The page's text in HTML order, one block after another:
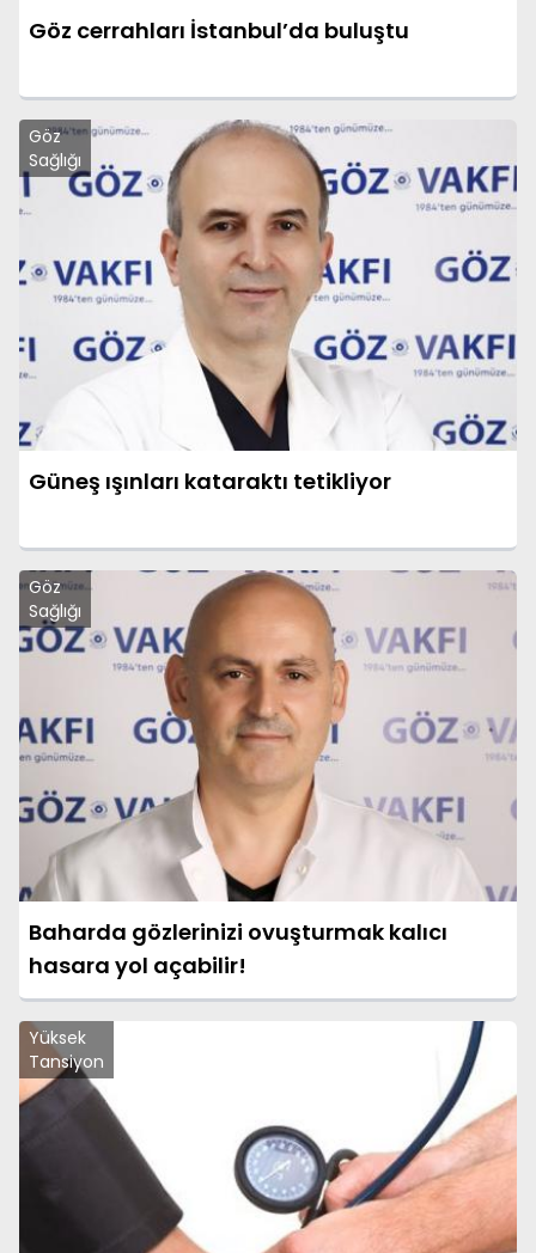
Göz cerrahları İstanbul’da buluştu
Göz
Sağlığı
Güneş ışınları kataraktı tetikliyor
Göz
Sağlığı
Baharda gözlerinizi ovuşturmak kalıcı
hasara yol açabilir!
Yüksek
Tansiyon